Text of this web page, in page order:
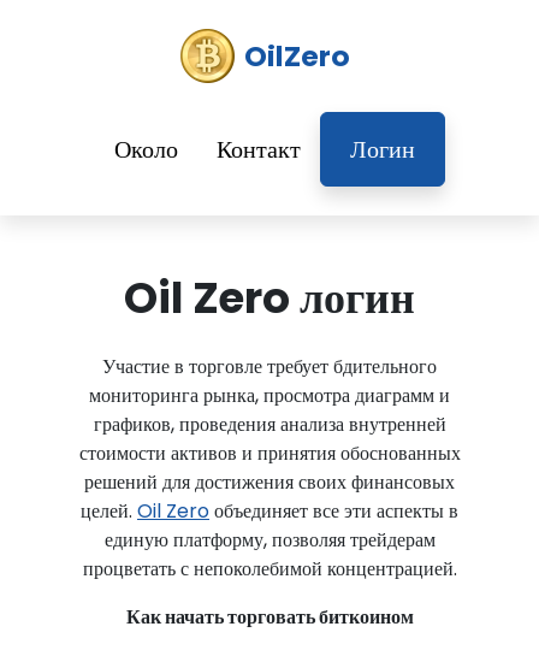
OilZero
Около Контакт Логин
Oil Zero логин
Участие в торговле требует бдительного
мониторинга рынка, просмотра диаграмм и
графиков, проведения анализа внутренней
стоимости активов и принятия обоснованных
решений для достижения своих финансовых
целей. Oil Zeroобъединяет все эти аспекты в
единую платформу, позволяя трейдерам
процветать с непоколебимой концентрацией.
Как начать торговать биткоином